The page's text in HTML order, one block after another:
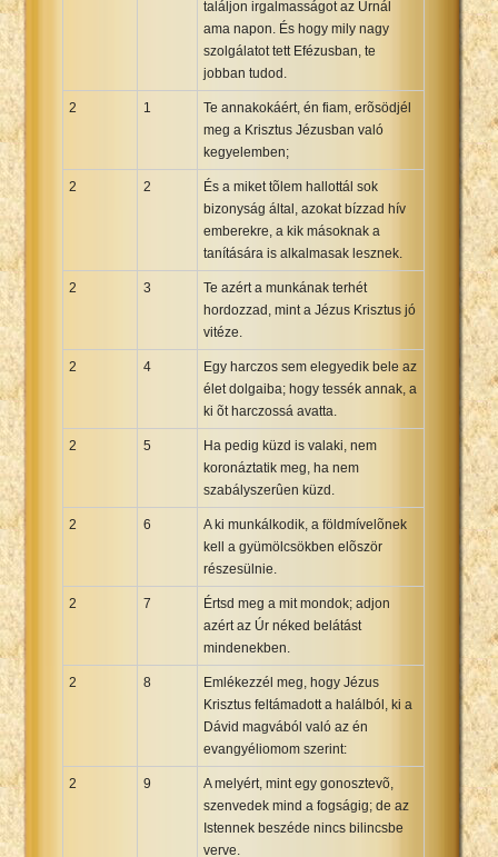
találjon irgalmasságot az Úrnál
ama napon. És hogy mily nagy
szolgálatot tett Efézusban, te
jobban tudod.
2 1
Te annakokáért, én fiam, erõsödjél
meg a Krisztus Jézusban való
kegyelemben;
2 2
És a miket tõlem hallottál sok
bizonyság által, azokat bízzad hív
emberekre, a kik másoknak a
tanítására is alkalmasak lesznek.
2 3
Te azért a munkának terhét
hordozzad, mint a Jézus Krisztus jó
vitéze.
2 4
Egy harczos sem elegyedik bele az
élet dolgaiba; hogy tessék annak, a
ki õt harczossá avatta.
2 5
Ha pedig küzd is valaki, nem
koronáztatik meg, ha nem
szabályszerûen küzd.
2 6
A ki munkálkodik, a földmívelõnek
kell a gyümölcsökben elõször
részesülnie.
2 7
Értsd meg a mit mondok; adjon
azért az Úr néked belátást
mindenekben.
2 8
Emlékezzél meg, hogy Jézus
Krisztus feltámadott a halálból, ki a
Dávid magvából való az én
evangyéliomom szerint:
2 9
A melyért, mint egy gonosztevõ,
szenvedek mind a fogságig; de az
Istennek beszéde nincs bilincsbe
verve.